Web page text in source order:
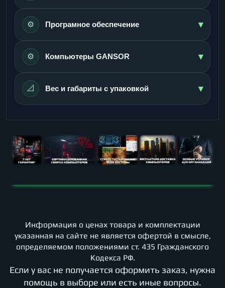
⚙️ Програмное обеспечение ▾
⚙️ Компьютеры GANSOR ▾
📐 Вес и габариты с упаковкой ▾
Информация о ценах товара и комплектации
указанная на сайте не является офертой в смысле,
определяемом положениями ст. 435 Гражданского
Кодекса РФ.
Если у вас не получается оформить заказ, нужна
помощь в выборе или есть иные вопросы.